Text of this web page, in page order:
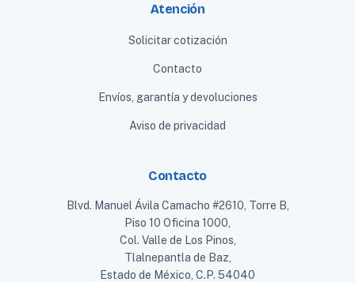
Atención
Solicitar cotización
Contacto
Envíos, garantía y devoluciones
Aviso de privacidad
Contacto
Blvd. Manuel Ávila Camacho #2610, Torre B,
Piso 10 Oficina 1000,
Col. Valle de Los Pinos,
Tlalnepantla de Baz,
Estado de México, C.P. 54040